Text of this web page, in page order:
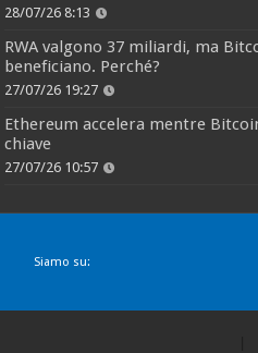
28/07/26 8:13
RWA valgono 37 miliardi, ma
beneficiano. Perché?
27/07/26 19:27
Ethereum accelera mentre
chiave
27/07/26 10:57
Siamo su: